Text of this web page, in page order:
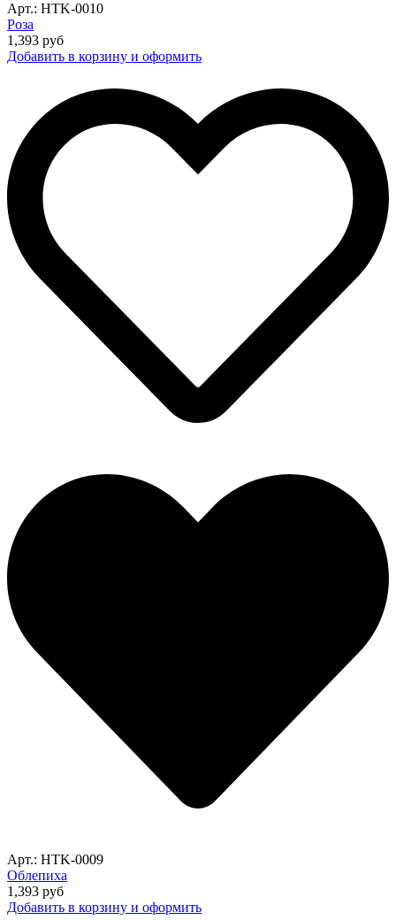
Арт.: HTK-0010
Роза
1,393 руб
Добавить в корзину и оформить
Арт.: HTK-0009
Облепиха
1,393 руб
Добавить в корзину и оформить